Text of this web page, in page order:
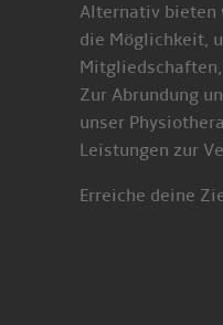
Alternativ bieten
die Möglichkeit,
Zur Abrundung
unser
Leistungen zur
Erreiche deine